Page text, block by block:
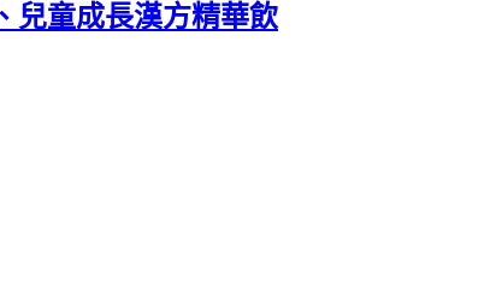
兒童成長漢方精華飲